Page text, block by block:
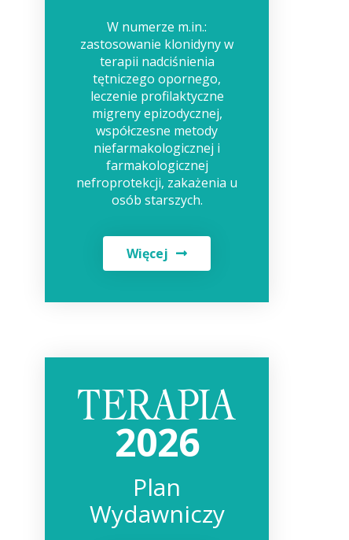
W numerze m.in.:
zastosowanie klonidyny w
terapii nadciśnienia
tętniczego opornego,
leczenie profilaktyczne
migreny epizodycznej,
współczesne metody
niefarmakologicznej i
farmakologicznej
nefroprotekcji, zakażenia u
osób starszych.
Więcej
2026
Plan
Wydawniczy